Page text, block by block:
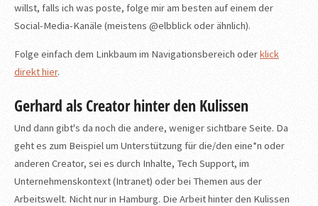
willst, falls ich was poste, folge mir am besten auf einem der
Social-Media-Kanäle (meistens @elbblick oder ähnlich).
Folge einfach dem Linkbaum im Navigationsbereich oderklick
direkt hier.
Gerhard als Creator hinter den Kulissen
Und dann gibt's da noch die andere, weniger sichtbare Seite. Da
geht es zum Beispiel um Unterstützung für die/den eine*n oder
anderen Creator, sei es durch Inhalte, Tech Support, im
Unternehmenskontext (Intranet) oder bei Themen aus der
Arbeitswelt. Nicht nur in Hamburg. Die Arbeit hinter den Kulissen